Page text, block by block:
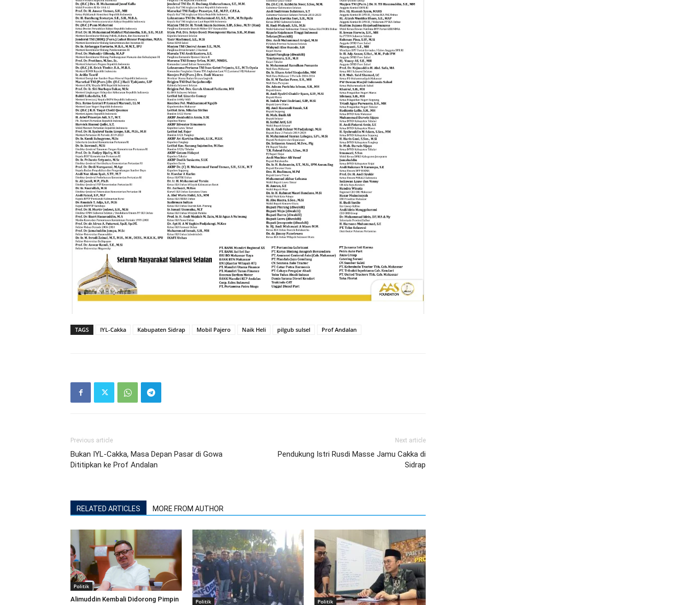
TAGS IYL-Cakka Kabupaten Sidrap Mobil Pajero Naik Heli pilgub sulsel Prof Andalan
Previous article
Bukan IYL-Cakka, Masa Depan Pasar di Gowa
Dititipkan ke Prof Andalan
Next article
Pendukung Istri Rusdi Masse Jamu Cakka di
Sidrap
RELATED ARTICLES MORE FROM AUTHOR
Politik
Alimuddin Kembali Didorong Pimpin Politik Politik